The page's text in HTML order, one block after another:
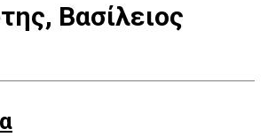
Βασίλειος